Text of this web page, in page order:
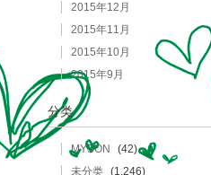
2015年12月
2015年11月
2015年10月
2015年9月
分类
MYSON
(42)
未分类 (1,246)